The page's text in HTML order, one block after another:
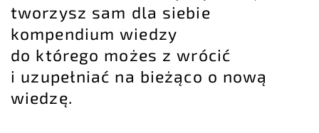
tworzysz sam dla siebie
kompendium wiedzy
do którego możes z wrócić
i uzupełniać na bieżąco o nową
wiedzę.